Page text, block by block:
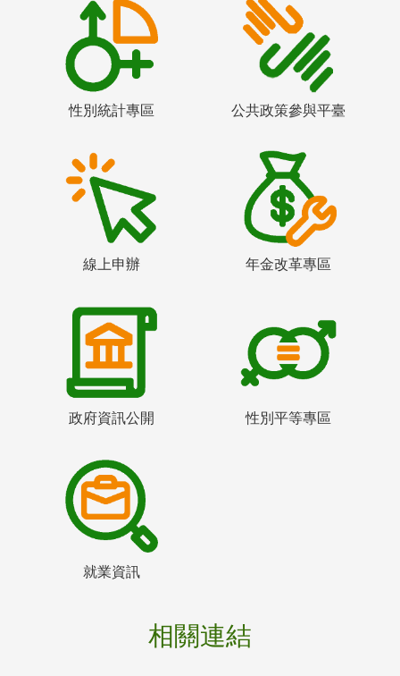
性別統計專區 公共政策參與平臺
線上申辦 年金改革專區
政府資訊公開 性別平等專區
就業資訊
相關連結